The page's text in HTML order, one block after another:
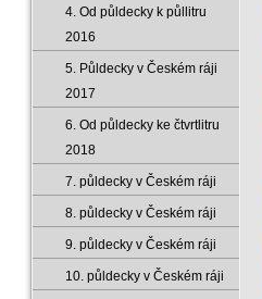
4. Od půldecky k půllitru
2016
5. Půldecky v Českém ráji
2017
6. Od půldecky ke čtvrtlitru
2018
7. půldecky v Českém ráji
8. půldecky v Českém ráji
9. půldecky v Českém ráji
10. půldecky v Českém ráji